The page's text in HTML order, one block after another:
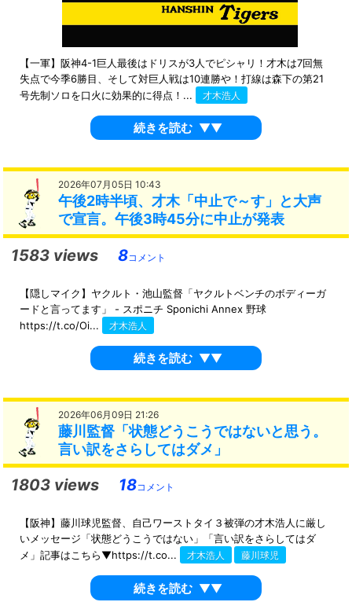
【一軍】阪神4-1巨人最後はドリスが3人でピシャリ！才木は7回無
失点で今季6勝目、そして対巨人戦は10連勝や！打線は森下の第21
号先制ソロを口火に効果的に得点！...
才木浩人
続きを読む ▼▼
2026年07月05日 10:43
午後2時半頃、才木「中止で～す」と大声
で宣言。午後3時45分に中止が発表
1583 views 8コメント
【隠しマイク】ヤクルト・池山監督「ヤクルトベンチのボディーガ
ードと言ってます」 - スポニチ Sponichi Annex 野球
https://t.co/Oi...
才木浩人
続きを読む ▼▼
2026年06月09日 21:26
藤川監督「状態どうこうではないと思う。
言い訳をさらしてはダメ」
1803 views 18コメント
【阪神】藤川球児監督、自己ワーストタイ３被弾の才木浩人に厳し
いメッセージ「状態どうこうではない」「言い訳をさらしてはダ
メ」記事はこちら▼https://t.co...
才木浩人 藤川球児
続きを読む ▼▼